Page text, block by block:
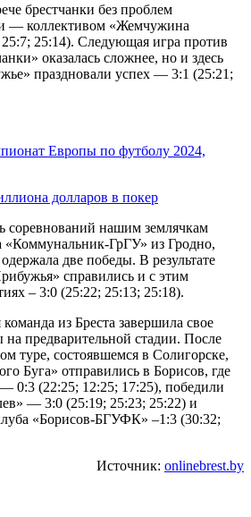
брестчанки без проблем
— коллективом «Жемчужина
25:14). Следующая игра против
оказалась сложнее, но и здесь
праздновали успех — 3:1 (25:21;
Европы по футболу 2024,
долларов в покер
соревнований нашим землячкам
«Коммунальник-ГрГУ» из Гродно,
две победы. В результате
справились и с этим
– 3:0 (25:22; 25:13; 25:18).
из Бреста завершила свое
на предварительной стадии. После
туре, состоявшемся в Солигорске,
Буга» отправились в Борисов, где
0:3 (22:25; 12:25; 17:25), победили
— 3:0 (25:19; 25:23; 25:22) и
«Борисов-БГУФК» –1:3 (30:32;
Источник: onlinebrest.by